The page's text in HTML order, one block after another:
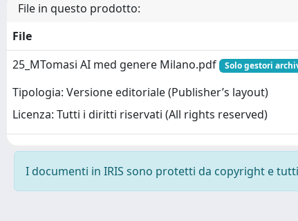
File in questo prodotto:
File
25_MTomasi AI med genere Milano.pdf
Solo gestori
Tipologia: Versione editoriale (Publisher’s layout)
Licenza: Tutti i diritti riservati (All rights reserved)
I documenti in IRIS sono protetti da copyright e